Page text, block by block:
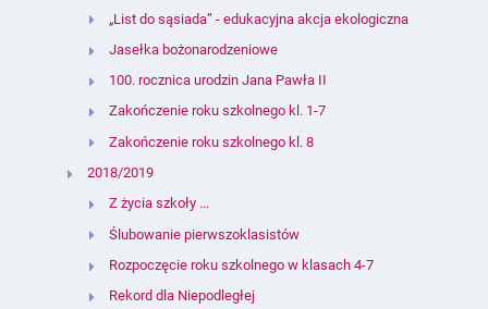
„List do sąsiada” - edukacyjna akcja ekologiczna
Jasełka bożonarodzeniowe
100. rocznica urodzin Jana Pawła II
Zakończenie roku szkolnego kl. 1-7
Zakończenie roku szkolnego kl. 8
2018/2019
Z życia szkoły ...
Ślubowanie pierwszoklasistów
Rozpoczęcie roku szkolnego w klasach 4-7
Rekord dla Niepodległej